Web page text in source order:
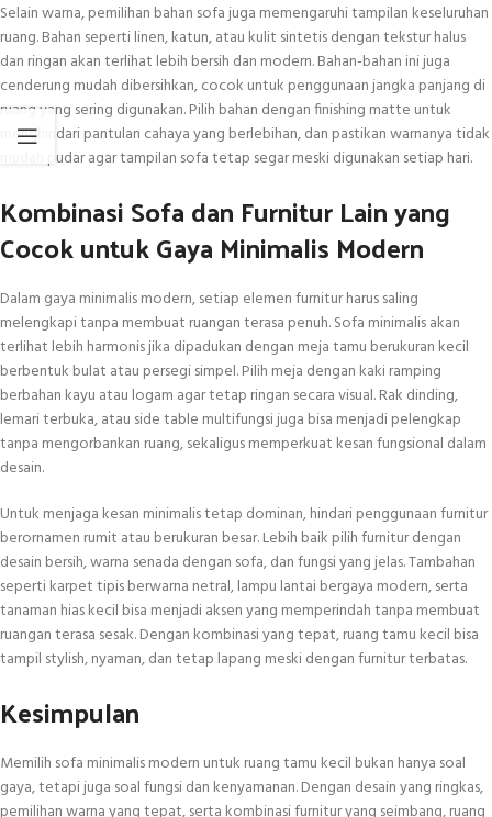
Selain warna, pemilihan bahan sofa juga memengaruhi tampilan keseluruhan
ruang. Bahan seperti linen, katun, atau kulit sintetis dengan tekstur halus
dan ringan akan terlihat lebih bersih dan modern. Bahan-bahan ini juga
cenderung mudah dibersihkan, cocok untuk penggunaan jangka panjang di
ruang yang sering digunakan. Pilih bahan dengan finishing matte untuk
menghindari pantulan cahaya yang berlebihan, dan pastikan warnanya tidak
mudah pudar agar tampilan sofa tetap segar meski digunakan setiap hari.
Kombinasi Sofa dan Furnitur Lain yang
Cocok untuk Gaya Minimalis Modern
Dalam gaya minimalis modern, setiap elemen furnitur harus saling
melengkapi tanpa membuat ruangan terasa penuh. Sofa minimalis akan
terlihat lebih harmonis jika dipadukan dengan meja tamu berukuran kecil
berbentuk bulat atau persegi simpel. Pilih meja dengan kaki ramping
berbahan kayu atau logam agar tetap ringan secara visual. Rak dinding,
lemari terbuka, atau side table multifungsi juga bisa menjadi pelengkap
tanpa mengorbankan ruang, sekaligus memperkuat kesan fungsional dalam
desain.
Untuk menjaga kesan minimalis tetap dominan, hindari penggunaan furnitur
berornamen rumit atau berukuran besar. Lebih baik pilih furnitur dengan
desain bersih, warna senada dengan sofa, dan fungsi yang jelas. Tambahan
seperti karpet tipis berwarna netral, lampu lantai bergaya modern, serta
tanaman hias kecil bisa menjadi aksen yang memperindah tanpa membuat
ruangan terasa sesak. Dengan kombinasi yang tepat, ruang tamu kecil bisa
tampil stylish, nyaman, dan tetap lapang meski dengan furnitur terbatas.
Kesimpulan
Memilih sofa minimalis modern untuk ruang tamu kecil bukan hanya soal
gaya, tetapi juga soal fungsi dan kenyamanan. Dengan desain yang ringkas,